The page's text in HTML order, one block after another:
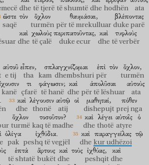
dhe të tjerë të shumtë dhe hodhën ata
ὥστε
saqë
τὸν ὄχλον
turmën
θαυμάσαι,
për të mrekulluar
βλέποντας
duke parë
καὶ
dhe
χωλοὺς
të çalë
περιπατοῦντας,
duke ecur
καὶ
dhe
τυφλοὺς
të verbër
αὐτοῦ
e tij
εἶπεν,
tha
σπλαγχνίζομαι
kam dhembshuri
ἐπὶ
për
τὸν ὄχλον,
turmën
kanë
τι
çfarë
φάγωσιν;
të hanë
καὶ
dhe
ἀπολῦσαι
për të lëshuar
αὐτοὺς
ata
καὶ
dhe
λέγουσιν
thonë
αὐτῷ
atij
οἱ μαθηταί,
dishepujt
πόθεν
prej nga
ὄχλον
turmë
τοσοῦτον?
kaq të madhe
καὶ
dhe
λέγει
thotë
αὐτοῖς
atyre
ὁ
ὀλίγα
pak
ἰχθύδια.
peshq të vegjël
καὶ
dhe
παραγγείλας
kur udhëzoi
τῷ
ἑπτὰ
të shtatë
ἄρτους
bukët
καὶ
dhe
τοὺς ἰχθύας,
peshqit
καὶ
dhe